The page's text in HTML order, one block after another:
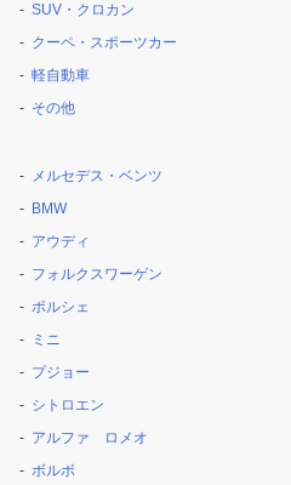
SUV・クロカン
クーペ・スポーツカー
軽自動車
その他
メルセデス・ベンツ
BMW
アウディ
フォルクスワーゲン
ポルシェ
ミニ
プジョー
シトロエン
アルファ ロメオ
ボルボ